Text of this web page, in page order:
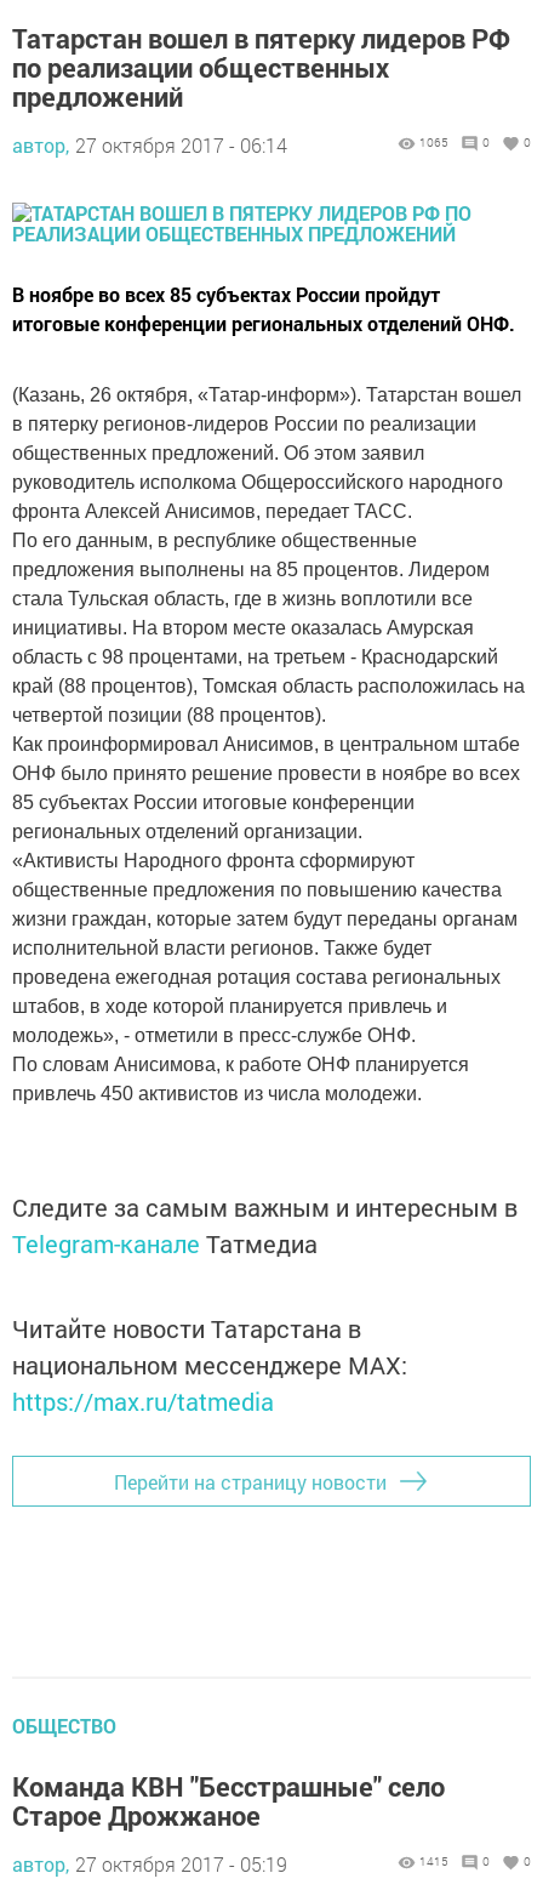
Татарстан вошел в пятерку лидеров РФ
по реализации общественных
предложений
автор, 27 октября 2017 - 06:14 1065 0 0
В ноябре во всех 85 субъектах России пройдут
итоговые конференции региональных отделений ОНФ.
(Казань, 26 октября, «Татар-информ»). Татарстан вошел
в пятерку регионов-лидеров России по реализации
общественных предложений. Об этом заявил
руководитель исполкома Общероссийского народного
фронта Алексей Анисимов, передает ТАСС.
По его данным, в республике общественные
предложения выполнены на 85 процентов. Лидером
стала Тульская область, где в жизнь воплотили все
инициативы. На втором месте оказалась Амурская
область с 98 процентами, на третьем - Краснодарский
край (88 процентов), Томская область расположилась на
четвертой позиции (88 процентов).
Как проинформировал Анисимов, в центральном штабе
ОНФ было принято решение провести в ноябре во всех
85 субъектах России итоговые конференции
региональных отделений организации.
«Активисты Народного фронта сформируют
общественные предложения по повышению качества
жизни граждан, которые затем будут переданы органам
исполнительной власти регионов. Также будет
проведена ежегодная ротация состава региональных
штабов, в ходе которой планируется привлечь и
молодежь», - отметили в пресс-службе ОНФ.
По словам Анисимова, к работе ОНФ планируется
привлечь 450 активистов из числа молодежи.
Следите за самым важным и интересным в
Telegram-канале Татмедиа
Читайте новости Татарстана в
национальном мессенджере MАХ:
https://max.ru/tatmedia
Перейти на страницу новости
ОБЩЕСТВО
Команда КВН "Бесстрашные" село
Старое Дрожжаное
автор, 27 октября 2017 - 05:19 1415 0 0